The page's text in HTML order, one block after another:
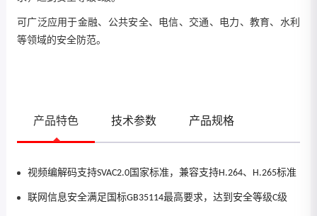
可广泛应用于金融、公共安全、电信、交通、电力、教育、水利
等领域的安全防范。
产品特色 技术参数 产品规格
视频编解码支持SVAC2.0国家标准，兼容支持H.264、H.265标准
联网信息安全满足国标GB35114最高要求，达到安全等级C级